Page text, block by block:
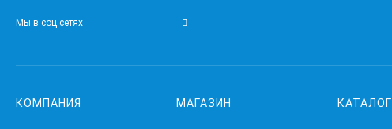
Мы в соц.сетях
КОМПАНИЯ МАГАЗИН КАТАЛОГ